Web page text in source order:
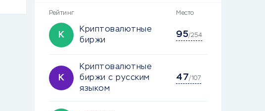
Рейтинг Место
К
Криптовалютные
биржи
95/254
К
Криптовалютные
биржи с русским
языком
47/107